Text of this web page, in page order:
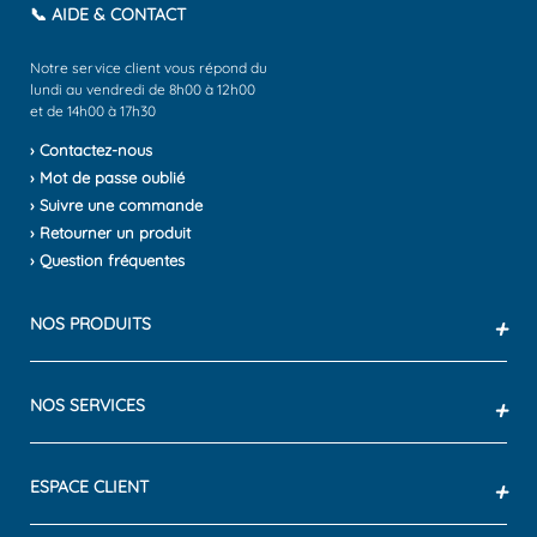
📞 AIDE & CONTACT
Notre service client vous répond du
lundi au vendredi de 8h00 à 12h00
et de 14h00 à 17h30
› Contactez-nous
› Mot de passe oublié
› Suivre une commande
› Retourner un produit
› Question fréquentes
NOS PRODUITS +
NOS SERVICES +
ESPACE CLIENT +